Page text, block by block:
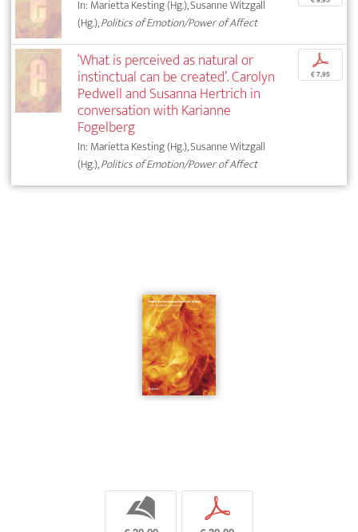
In: Marietta Kesting (Hg.), Susanne Witzgall
(Hg.),Politics of Emotion/Power of Affect
‘What is perceived as natural or
instinctual can be created’. Carolyn
Pedwell and Susanna Hertrich in
conversation with Karianne
Fogelberg
In: Marietta Kesting (Hg.), Susanne Witzgall
(Hg.),Politics of Emotion/Power of Affect
p
€ 7,95
b p